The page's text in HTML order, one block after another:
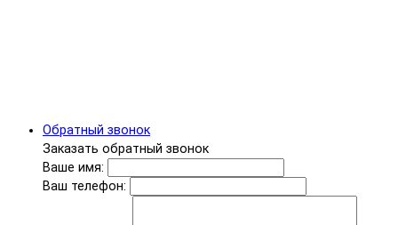
Обратный звонок
Заказать обратный звонок
Ваше имя:
Ваш телефон: